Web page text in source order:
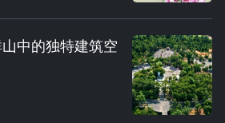
中的独特建筑空